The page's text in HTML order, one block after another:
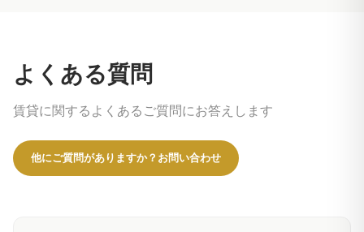
よくある質問
賃貸に関するよくあるご質問にお答えします
他にご質問がありますか？お問い合わせ